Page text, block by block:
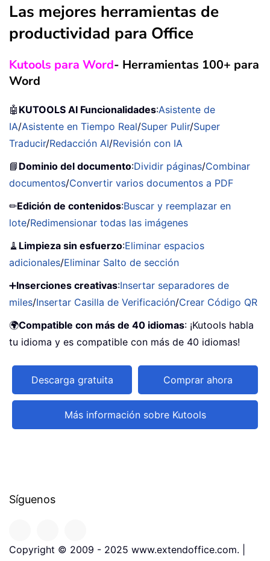
Las mejores herramientas de
productividad para Office
Kutools para Word- Herramientas 100+ para
Word
🤖 KUTOOLS AI Funcionalidades:Asistente de
IA/Asistente en Tiempo Real/Super Pulir/Super
Traducir/Redacción AI/Revisión con IA
📘 Dominio del documento:Dividir páginas/Combinar
documentos/Convertir varios documentos a PDF
✏Edición de contenidos:Buscar y reemplazar en
lote/Redimensionar todas las imágenes
🧹 Limpieza sin esfuerzo:Eliminar espacios
adicionales/Eliminar Salto de sección
➕Inserciones creativas:Insertar separadores de
miles/Insertar Casilla de Verificación/Crear Código QR
🌍Compatible con más de 40 idiomas: ¡Kutools habla
tu idioma y es compatible con más de 40 idiomas!
Descarga gratuita Comprar ahora
Más información sobre Kutools
Síguenos
Copyright © 2009 - 2025 www.extendoffice.com. |